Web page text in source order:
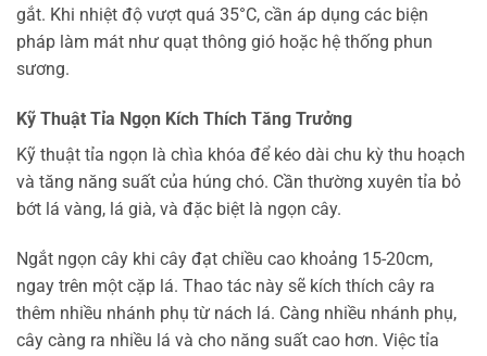
gắt. Khi nhiệt độ vượt quá 35°C, cần áp dụng các biện
pháp làm mát như quạt thông gió hoặc hệ thống phun
sương.
Kỹ Thuật Tỉa Ngọn Kích Thích Tăng Trưởng
Kỹ thuật tỉa ngọn là chìa khóa để kéo dài chu kỳ thu hoạch
và tăng năng suất của húng chó. Cần thường xuyên tỉa bỏ
bớt lá vàng, lá già, và đặc biệt là ngọn cây.
Ngắt ngọn cây khi cây đạt chiều cao khoảng 15-20cm,
ngay trên một cặp lá. Thao tác này sẽ kích thích cây ra
thêm nhiều nhánh phụ từ nách lá. Càng nhiều nhánh phụ,
cây càng ra nhiều lá và cho năng suất cao hơn. Việc tỉa